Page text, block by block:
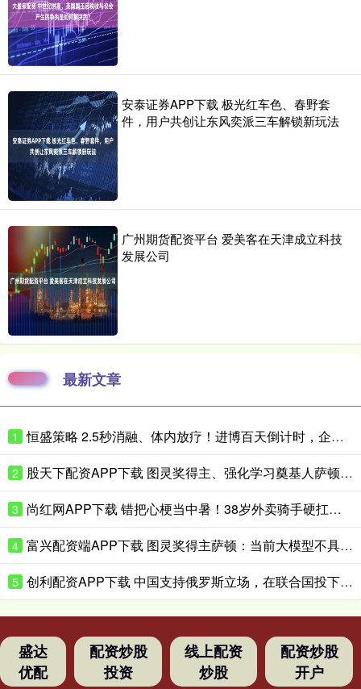
安泰证券APP下载 极光红车色、春野套
件，用户共创让东风奕派三车解锁新玩法
广州期货配资平台 爱美客在天津成立科技
发展公司
最新文章
1 恒盛策略 2.5秒消融、体内放疗！进博百天倒计时，企业亮出微创医疗硬核黑科技
2 股天下配资APP下载 图灵奖得主、强化学习奠基人萨顿：心理学是我的“秘密武器”
3 尚红网APP下载 错把心梗当中暑！38岁外卖骑手硬扛胸痛3小时，医生提醒来了！
4 富兴配资端APP下载 图灵奖得主萨顿：当前大模型不具备真实体验，到2040年有五成概率洞悉心智
5 创利配资APP下载 中国支持俄罗斯立场，在联合国投下反对票，为伊朗主持公道！
盛达
优配
配资炒股
投资
线上配资
炒股
配资炒股
开户